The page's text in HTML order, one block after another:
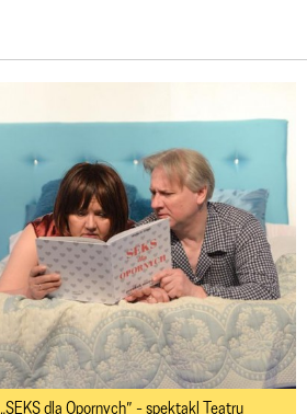
„SEKS dla Opornych” - spektakl Teatru